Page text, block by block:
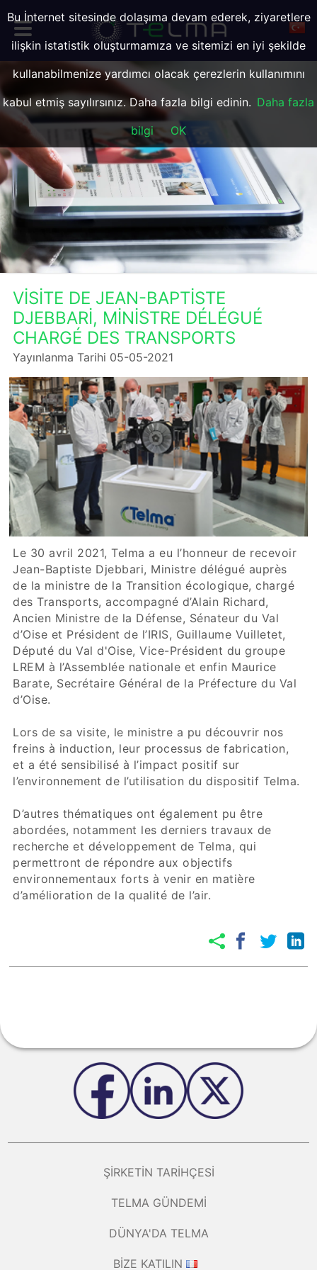
VISITE DE JEAN-BAPTISTE
DJEBBARI, MINISTRE DÉLÉGUÉ
CHARGÉ DES TRANSPORTS
Yayınlanma Tarihi 05-05-2021
Le 30 avril 2021, Telma a eu l’honneur de recevoir
Jean-Baptiste Djebbari, Ministre délégué auprès
de la ministre de la Transition écologique, chargé
des Transports, accompagné d’Alain Richard,
Ancien Ministre de la Défense, Sénateur du Val
d’Oise et Président de l’IRIS, Guillaume Vuilletet,
Député du Val d'Oise, Vice-Président du groupe
LREM à l’Assemblée nationale et enfin Maurice
Barate, Secrétaire Général de la Préfecture du Val
d’Oise.
Lors de sa visite, le ministre a pu découvrir nos
freins à induction, leur processus de fabrication,
et a été sensibilisé à l’impact positif sur
l’environnement de l’utilisation du dispositif Telma.
D’autres thématiques ont également pu être
abordées, notamment les derniers travaux de
recherche et développement de Telma, qui
permettront de répondre aux objectifs
environnementaux forts à venir en matière
d’amélioration de la qualité de l’air.
ŞIRKETIN TARIHÇESI
TELMA GÜNDEMI
DÜNYA'DA TELMA
BIZE KATILIN
Bu İnternet sitesinde dolaşıma devam ederek, ziyaretlere
ilişkin istatistik oluşturmamıza ve sitemizi en iyi şekilde
kullanabilmenize yardımcı olacak çerezlerin kullanımını
kabul etmiş sayılırsınız. Daha fazla bilgi edinin. Daha fazla
bilgi
OK